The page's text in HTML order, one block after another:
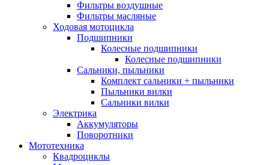
Фильтры воздушные
Фильтры масляные
Ходовая мотоцикла
Подшипники
Колесные подшипники
Колесные подшипники
Сальники, пыльники
Комплект сальники + пыльники
Пыльники вилки
Сальники вилки
Электрика
Аккумуляторы
Поворотники
Мототехника
Квадроциклы